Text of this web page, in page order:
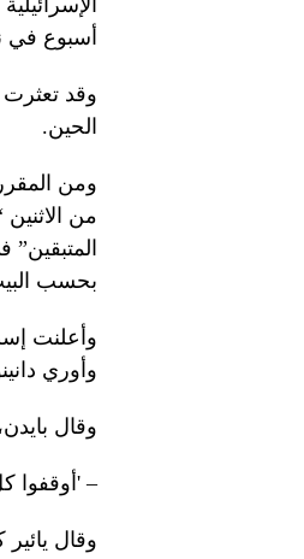
أسبوع في
وقد تعثرت
الحين.
ومن
من
بحسب
وأعلنت
وأوري
وقال
– 'أوقفوا
وقال